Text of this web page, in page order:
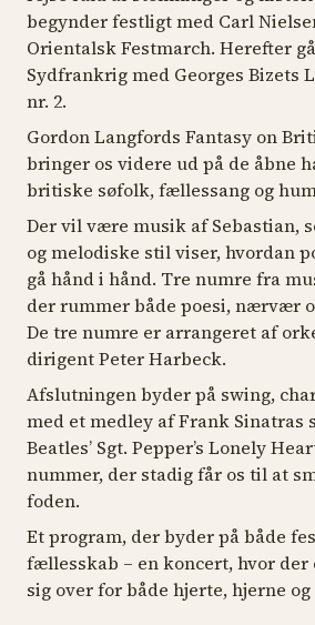
begynder festligt med Carl
Orientalsk Festmarch. Herefter
Sydfrankrig med Georges Bizets
nr. 2.
Gordon Langfords Fantasy on
bringer os videre ud på de åbne
britiske søfolk, fællessang og
Der vil være musik af Sebastian,
og melodiske stil viser, hvordan
gå hånd i hånd. Tre numre fra
der rummer både poesi, nærvær
De tre numre er arrangeret af
dirigent Peter Harbeck.
Afslutningen byder på swing,
med et medley af Frank Sinatras
Beatles’ Sgt. Pepper’s Lonely
nummer, der stadig får os til at
foden.
Et program, der byder på både
fællesskab – en koncert, hvor der
sig over for både hjerte, hjerne og